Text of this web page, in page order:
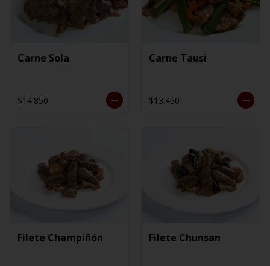
Carne Sola
$14.850
Carne Tausi
$13.450
Filete Champiñón Filete Chunsan